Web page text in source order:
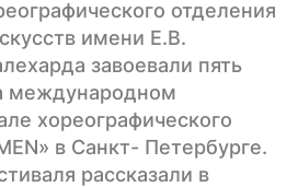
отделения
имени Е.В.
завоевали пять
международном
хореографического
в Санкт- Петербурге.
рассказали в